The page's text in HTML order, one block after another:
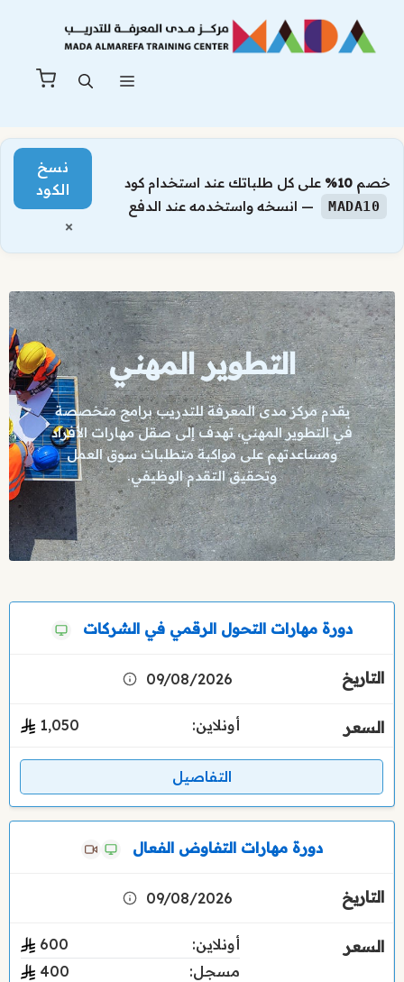
المحتوى
خصم 10% على كل طلباتك عند استخدام كود
MADA10 — انسخه واستخدمه عند الدفع
نسخ
الكود
×
التطوير المهني
يقدم مركز مدى المعرفة للتدريب برامج متخصصة
في التطوير المهني، تهدف إلى صقل مهارات الأفراد
ومساعدتهم على مواكبة متطلبات سوق العمل
وتحقيق التقدم الوظيفي.
دورة مهارات التحول الرقمي في الشركات
09/08/2026
أونلاين: 1٬050
التفاصيل
دورة مهارات التفاوض الفعال
09/08/2026
أونلاين:
600
مسجل:
400